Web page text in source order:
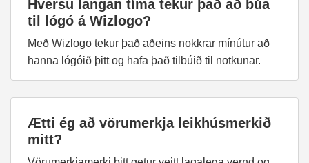
Hversu langan tíma tekur það að búa
til lógó á Wizlogo?
Með Wizlogo tekur það aðeins nokkrar mínútur að
hanna lógóið þitt og hafa það tilbúið til notkunar.
Ætti ég að vörumerkja leikhúsmerkið
mitt?